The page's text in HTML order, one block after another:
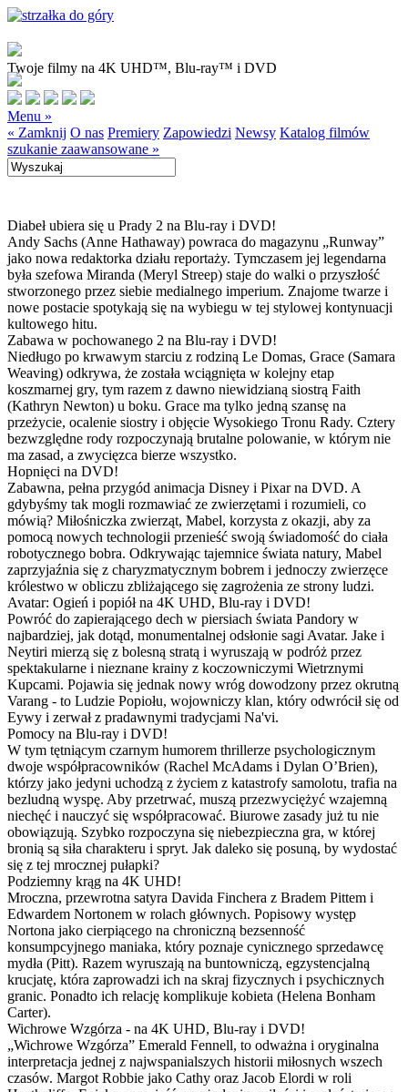
Twoje filmy na 4K UHD™, Blu-ray™ i DVD
Menu »
« Zamknij O nas Premiery Zapowiedzi Newsy Katalog filmów
szukanie zaawansowane »
Diabeł ubiera się u Prady 2 na Blu-ray i DVD!
Andy Sachs (Anne Hathaway) powraca do magazynu „Runway”
jako nowa redaktorka działu reportaży. Tymczasem jej legendarna
była szefowa Miranda (Meryl Streep) staje do walki o przyszłość
stworzonego przez siebie medialnego imperium. Znajome twarze i
nowe postacie spotykają się na wybiegu w tej stylowej kontynuacji
kultowego hitu.
Zabawa w pochowanego 2 na Blu-ray i DVD!
Niedługo po krwawym starciu z rodziną Le Domas, Grace (Samara
Weaving) odkrywa, że została wciągnięta w kolejny etap
koszmarnej gry, tym razem z dawno niewidzianą siostrą Faith
(Kathryn Newton) u boku. Grace ma tylko jedną szansę na
przeżycie, ocalenie siostry i objęcie Wysokiego Tronu Rady. Cztery
bezwzględne rody rozpoczynają brutalne polowanie, w którym nie
ma zasad, a zwycięzca bierze wszystko.
Hopnięci na DVD!
Zabawna, pełna przygód animacja Disney i Pixar na DVD. A
gdybyśmy tak mogli rozmawiać ze zwierzętami i rozumieli, co
mówią? Miłośniczka zwierząt, Mabel, korzysta z okazji, aby za
pomocą nowych technologii przenieść swoją świadomość do ciała
robotycznego bobra. Odkrywając tajemnice świata natury, Mabel
zaprzyjaźnia się z charyzmatycznym bobrem i jednoczy zwierzęce
królestwo w obliczu zbliżającego się zagrożenia ze strony ludzi.
Avatar: Ogień i popiół na 4K UHD, Blu-ray i DVD!
Powróć do zapierającego dech w piersiach świata Pandory w
najbardziej, jak dotąd, monumentalnej odsłonie sagi Avatar. Jake i
Neytiri mierzą się z bolesną stratą i wyruszają w podróż przez
spektakularne i nieznane krainy z koczowniczymi Wietrznymi
Kupcami. Pojawia się jednak nowy wróg dowodzony przez okrutną
Varang - to Ludzie Popiołu, wojowniczy klan, który odwrócił się od
Eywy i zerwał z pradawnymi tradycjami Na'vi.
Pomocy na Blu-ray i DVD!
W tym tętniącym czarnym humorem thrillerze psychologicznym
dwoje współpracowników (Rachel McAdams i Dylan O’Brien),
którzy jako jedyni uchodzą z życiem z katastrofy samolotu, trafia na
bezludną wyspę. Aby przetrwać, muszą przezwyciężyć wzajemną
niechęć i nauczyć się współpracować. Biurowe zasady już tu nie
obowiązują. Szybko rozpoczyna się niebezpieczna gra, w której
bronią są siła charakteru i spryt. Jak daleko się posuną, by wydostać
się z tej mrocznej pułapki?
Podziemny krąg na 4K UHD!
Mroczna, przewrotna satyra Davida Finchera z Bradem Pittem i
Edwardem Nortonem w rolach głównych. Popisowy występ
Nortona jako cierpiącego na chroniczną bezsenność
konsumpcyjnego maniaka, który poznaje cynicznego sprzedawcę
mydła (Pitt). Razem wyruszają na buntowniczą, egzystencjalną
krucjatę, która zaprowadzi ich na skraj fizycznych i psychicznych
granic. Ponadto ich relację komplikuje kobieta (Helena Bonham
Carter).
Wichrowe Wzgórza - na 4K UHD, Blu-ray i DVD!
„Wichrowe Wzgórza” Emerald Fennell, to odważna i oryginalna
interpretacja jednej z najwspanialszych historii miłosnych wszech
czasów. Margot Robbie jako Cathy oraz Jacob Elordi w roli